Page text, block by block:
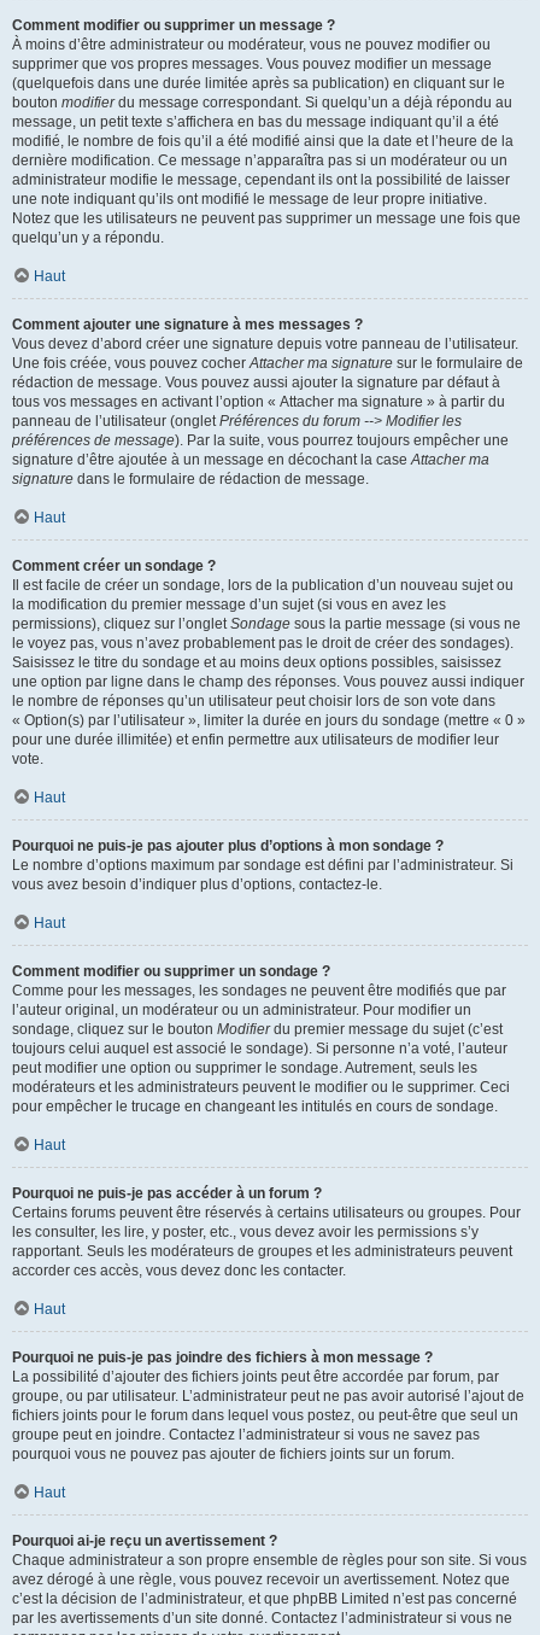
Comment modifier ou supprimer un message ?
À moins d’être administrateur ou modérateur, vous ne pouvez modifier ou
supprimer que vos propres messages. Vous pouvez modifier un message
(quelquefois dans une durée limitée après sa publication) en cliquant sur le
bouton modifierdu message correspondant. Si quelqu’un a déjà répondu au
message, un petit texte s’affichera en bas du message indiquant qu’il a été
modifié, le nombre de fois qu’il a été modifié ainsi que la date et l’heure de la
dernière modification. Ce message n’apparaîtra pas si un modérateur ou un
administrateur modifie le message, cependant ils ont la possibilité de laisser
une note indiquant qu’ils ont modifié le message de leur propre initiative.
Notez que les utilisateurs ne peuvent pas supprimer un message une fois que
quelqu’un y a répondu.
Haut
Comment ajouter une signature à mes messages ?
Vous devez d’abord créer une signature depuis votre panneau de l’utilisateur.
Une fois créée, vous pouvez cocherAttacher ma signature sur le formulaire de
rédaction de message. Vous pouvez aussi ajouter la signature par défaut à
tous vos messages en activant l’option « Attacher ma signature » à partir du
panneau de l’utilisateur (ongletPréférences du forum --> Modifier les
préférences de message). Par la suite, vous pourrez toujours empêcher une
signature d’être ajoutée à un message en décochant la caseAttacher ma
signature dans le formulaire de rédaction de message.
Haut
Comment créer un sondage ?
Il est facile de créer un sondage, lors de la publication d’un nouveau sujet ou
la modification du premier message d’un sujet (si vous en avez les
permissions), cliquez sur l’ongletSondage sous la partie message (si vous ne
le voyez pas, vous n’avez probablement pas le droit de créer des sondages).
Saisissez le titre du sondage et au moins deux options possibles, saisissez
une option par ligne dans le champ des réponses. Vous pouvez aussi indiquer
le nombre de réponses qu’un utilisateur peut choisir lors de son vote dans
« Option(s) par l’utilisateur », limiter la durée en jours du sondage (mettre « 0 »
pour une durée illimitée) et enfin permettre aux utilisateurs de modifier leur
vote.
Haut
Pourquoi ne puis-je pas ajouter plus d’options à mon sondage ?
Le nombre d’options maximum par sondage est défini par l’administrateur. Si
vous avez besoin d’indiquer plus d’options, contactez-le.
Haut
Comment modifier ou supprimer un sondage ?
Comme pour les messages, les sondages ne peuvent être modifiés que par
l’auteur original, un modérateur ou un administrateur. Pour modifier un
sondage, cliquez sur le bouton Modifierdu premier message du sujet (c’est
toujours celui auquel est associé le sondage). Si personne n’a voté, l’auteur
peut modifier une option ou supprimer le sondage. Autrement, seuls les
modérateurs et les administrateurs peuvent le modifier ou le supprimer. Ceci
pour empêcher le trucage en changeant les intitulés en cours de sondage.
Haut
Pourquoi ne puis-je pas accéder à un forum ?
Certains forums peuvent être réservés à certains utilisateurs ou groupes. Pour
les consulter, les lire, y poster, etc., vous devez avoir les permissions s’y
rapportant. Seuls les modérateurs de groupes et les administrateurs peuvent
accorder ces accès, vous devez donc les contacter.
Haut
Pourquoi ne puis-je pas joindre des fichiers à mon message ?
La possibilité d’ajouter des fichiers joints peut être accordée par forum, par
groupe, ou par utilisateur. L’administrateur peut ne pas avoir autorisé l’ajout de
fichiers joints pour le forum dans lequel vous postez, ou peut-être que seul un
groupe peut en joindre. Contactez l’administrateur si vous ne savez pas
pourquoi vous ne pouvez pas ajouter de fichiers joints sur un forum.
Haut
Pourquoi ai-je reçu un avertissement ?
Chaque administrateur a son propre ensemble de règles pour son site. Si vous
avez dérogé à une règle, vous pouvez recevoir un avertissement. Notez que
c’est la décision de l’administrateur, et que phpBB Limited n’est pas concerné
par les avertissements d’un site donné. Contactez l’administrateur si vous ne